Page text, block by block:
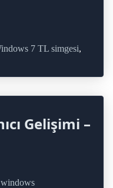
7 TL simgesi,
Gelişimi –
windows